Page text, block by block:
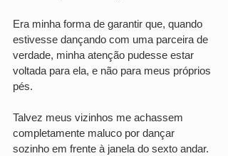
Era minha forma de garantir que, quando
estivesse dançando com uma parceira de
verdade, minha atenção pudesse estar
voltada para ela, e não para meus próprios
pés.
Talvez meus vizinhos me achassem
completamente maluco por dançar
sozinho em frente à janela do sexto andar.